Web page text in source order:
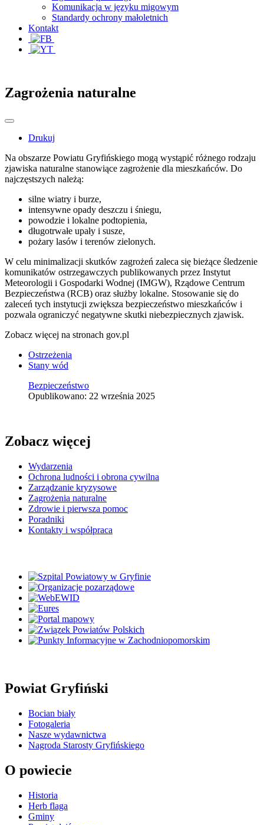
Komunikacja w języku migowym
Standardy ochrony małoletnich
Kontakt
Zagrożenia naturalne
Drukuj
Na obszarze Powiatu Gryfińskiego mogą wystąpić różnego rodzaju
zjawiska naturalne stanowiące zagrożenie dla mieszkańców. Do
najczęstszych należą:
silne wiatry i burze,
intensywne opady deszczu i śniegu,
powodzie i lokalne podtopienia,
długotrwałe upały i susze,
pożary lasów i terenów zielonych.
W celu minimalizacji skutków zagrożeń zaleca się bieżące śledzenie
komunikatów ostrzegawczych publikowanych przez Instytut
Meteorologii i Gospodarki Wodnej (IMGW), Rządowe Centrum
Bezpieczeństwa (RCB) oraz służby lokalne. Stosowanie się do
zaleceń tych instytucji zwiększa bezpieczeństwo mieszkańców i
pozwala ograniczyć negatywne skutki niebezpiecznych zjawisk.
Zobacz więcej na stronach gov.pl
Ostrzeżenia
Stany wód
Bezpieczeństwo
Opublikowano: 22 września 2025
Zobacz więcej
Wydarzenia
Ochrona ludności i obrona cywilna
Zarządzanie kryzysowe
Zagrożenia naturalne
Zdrowie i pierwsza pomoc
Poradniki
Kontakty i współpraca
Powiat Gryfiński
Bocian biały
Fotogaleria
Nasze wydawnictwa
Nagroda Starosty Gryfińskiego
O powiecie
Historia
Herb flaga
Gminy